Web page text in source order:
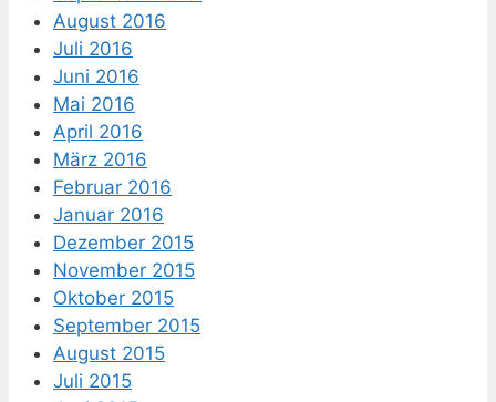
August 2016
Juli 2016
Juni 2016
Mai 2016
April 2016
März 2016
Februar 2016
Januar 2016
Dezember 2015
November 2015
Oktober 2015
September 2015
August 2015
Juli 2015